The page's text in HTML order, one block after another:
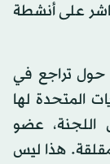
على أنشطة
حول تراجع في
المتحدة لها
اللجنة، عضو
هذا ليس